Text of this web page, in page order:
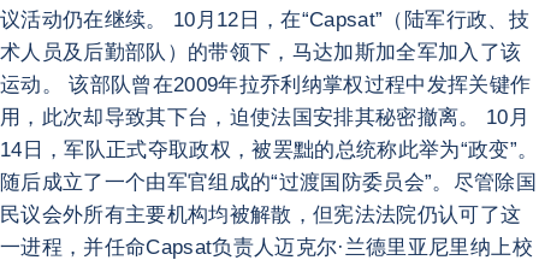
议活动仍在继续。 10月12日，在“Capsat”（陆军行政、技
术人员及后勤部队）的带领下，马达加斯加全军加入了该
运动。 该部队曾在2009年拉乔利纳掌权过程中发挥关键作
用，此次却导致其下台，迫使法国安排其秘密撤离。 10月
14日，军队正式夺取政权，被罢黜的总统称此举为“政变”。
随后成立了一个由军官组成的“过渡国防委员会”。尽管除国
民议会外所有主要机构均被解散，但宪法法院仍认可了这
一进程，并任命Capsat负责人迈克尔·兰德里亚尼里纳上校